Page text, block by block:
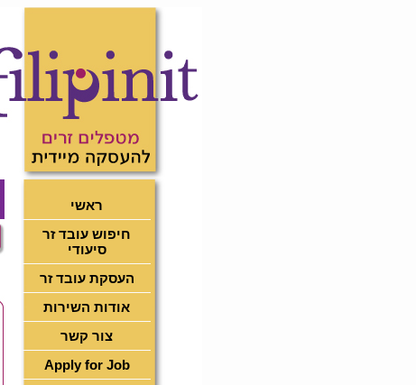
ראשי
חיפוש עובד זר
סיעודי
העסקת עובד זר
אודות השירות
צור קשר
Apply for Job